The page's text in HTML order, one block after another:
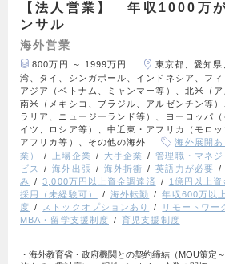
【法人営業】 年収1000万
ンサル
海外営業
800万円 ～ 1999万円
東京都、愛知
湾、タイ、シンガポール、インドネシア、フ
アジア（ベトナム、ミャンマー等）、北米（
南米（メキシコ、ブラジル、アルゼンチン等
ラリア、ニュージーランド等）、ヨーロッパ
イツ、ロシア等）、中近東・アフリカ（モロ
アフリカ等）、その他の海外
海外展開
業）
上場企業 大手企業 管理職・マネジ
ビス
海外出張 海外折衝 英語力が必要
み
3,000万円以上資金調達済 1億円以上資
採用（未経験可）
海外転勤 年収600万以上
度
ストックオプションあり リモートワー
MBA・留学支援制度
育児支援制度
・海外教育省・政府機関との契約締結（MOU策定